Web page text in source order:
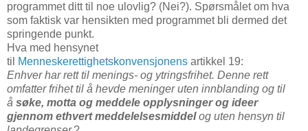
programmet ditt til noe ulovlig? (Nei?). Spørsmålet om hva
som faktisk var hensikten med programmet bli dermed det
springende punkt.
Hva med hensynet
til
Menneskerettighetskonvensjonens artikkel 19:
Enhver har rett til menings- og ytringsfrihet. Denne rett
omfatter frihet til å hevde meninger uten innblanding og til
å søke, motta og meddele opplysninger og ideer
gjennom ethvert meddelelsesmiddelog uten hensyn til